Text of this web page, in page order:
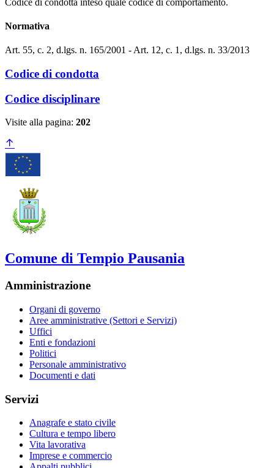
Normativa
Art. 55, c. 2, d.lgs. n. 165/2001 - Art. 12, c. 1, d.lgs. n. 33/2013
Codice di condotta
Codice disciplinare
Visite alla pagina: 202
Comune di Tempio Pausania
Amministrazione
Organi di governo
Aree amministrative (Settori e Servizi)
Uffici
Enti e fondazioni
Politici
Personale amministrativo
Documenti e dati
Servizi
Anagrafe e stato civile
Cultura e tempo libero
Vita lavorativa
Imprese e commercio